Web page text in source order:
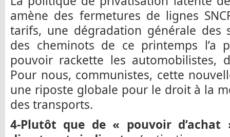
amène des fermetures de lignes
tarifs, une dégradation générale des
des cheminots de ce printemps l’a
pouvoir rackette les automobilistes,
Pour nous, communistes, cette
une riposte globale pour le droit à la
des transports.
4-Plutôt que de « pouvoir d’achat